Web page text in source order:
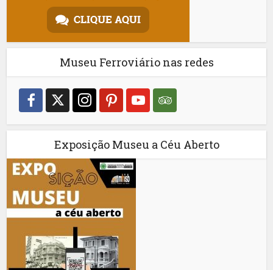
Museu Ferroviário nas redes
Exposição Museu a Céu Aberto